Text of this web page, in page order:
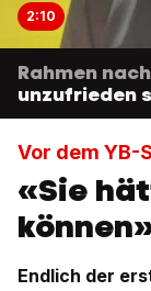
2:10
Rahmen
unzufrieden
Vor dem YB-
«Sie
Endlich der